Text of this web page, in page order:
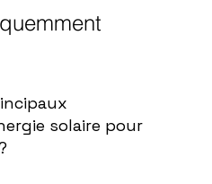
solaire pour